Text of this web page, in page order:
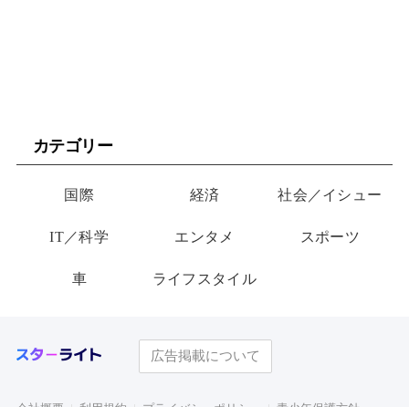
カテゴリー
国際 経済 社会／イシュー
IT／科学 エンタメ スポーツ
車 ライフスタイル
広告掲載について